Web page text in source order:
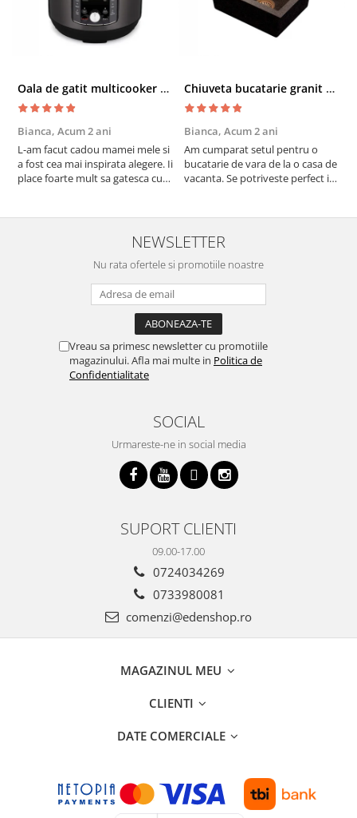
Oala de gatit multicooker 11 functii Instant Pot Pro Crisp 8 + Air Fryer 7.6 lt
Bianca, Acum 2 ani
L-am facut cadou mamei mele si
a fost cea mai inspirata alegere. Ii
place foarte mult sa gatesca cu
cratita...ma gandesc serios sa imi
cumpar si eu! Recomand mult !
Chiuveta bucatarie granit cu finisaj negru perlat/cupru Steingran Art Copper cu dozator si baterie Quadron
Bianca, Acum 2 ani
Am cumparat setul pentru o
bucatarie de vara de la o casa de
vacanta. Se potriveste perfect in
buna, recomand cu drag !
NEWSLETTER
Nu rata ofertele si promotiile noastre
Vreau sa primesc newsletter cu promotiile
magazinului. Afla mai multe in Politica de
Confidentialitate
SOCIAL
Urmareste-ne in social media
SUPORT CLIENTI
09.00-17.00
0724034269
0733980081
comenzi@edenshop.ro
MAGAZINUL MEU
CLIENTI
DATE COMERCIALE